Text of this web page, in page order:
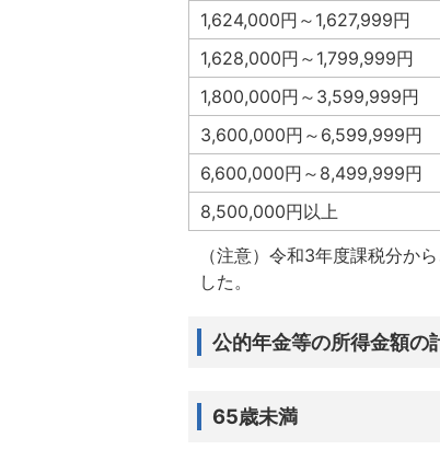
1,624,000円～1,627,999円
1,628,000円～1,799,999円
1,800,000円～3,599,999円
3,600,000円～6,599,999円
6,600,000円～8,499,999円
8,500,000円以上
（注意）令和3年度課税分か
した。
公的年金等の所得金額の
65歳未満